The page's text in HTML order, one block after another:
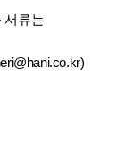
서류는
)